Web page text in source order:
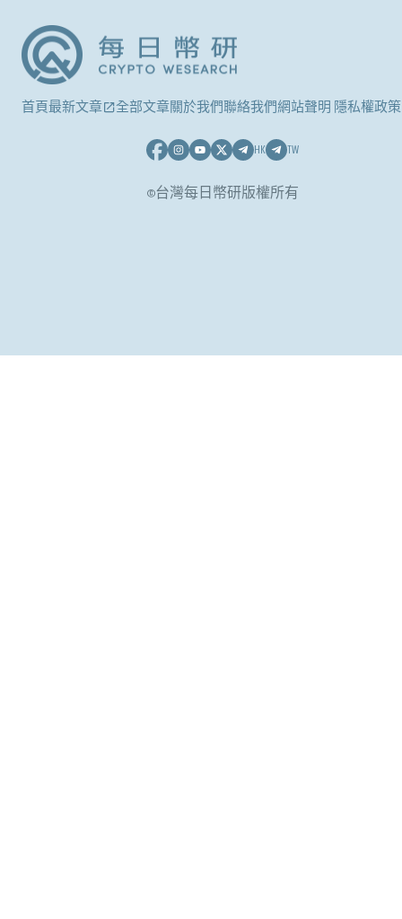
首頁最新文章 全部文章關於我們聯絡我們網站聲明 隱私權政策
HK TW
©台灣每日幣研版權所有